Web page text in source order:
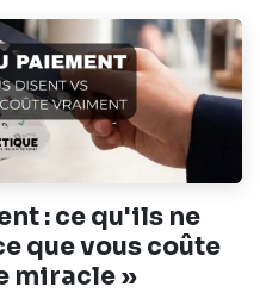
: ce qu'ils ne
que vous coûte
miracle »